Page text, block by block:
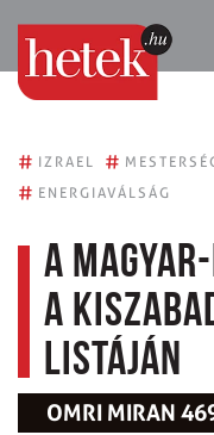
# IZRAEL #
# ENERGIAVÁLSÁG
A
a
listáján
OMRI MIRAN